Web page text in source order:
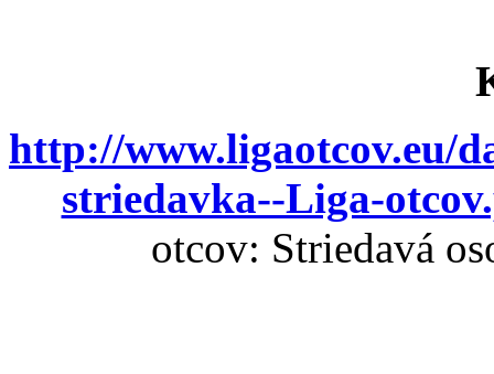
http://www.ligaotcov.eu/
striedavka--Liga-
otcov: Striedavá